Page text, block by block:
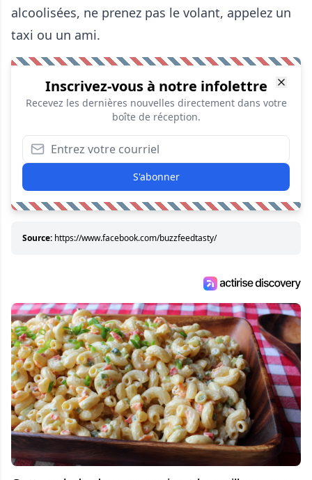
alcoolisées, ne prenez pas le volant, appelez un
taxi ou un ami.
Inscrivez-vous à notre infolettre
Recevez les dernières nouvelles directement dans votre
boîte de réception.
S'abonner
Source: https://www.facebook.com/buzzfeedtasty/